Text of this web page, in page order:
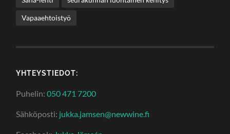
Vapaaehtoistyö
YHTEYSTIEDOT:
Puhelin:050 471 7200
Sähköposti: jukka.jamsen@newwine.fi